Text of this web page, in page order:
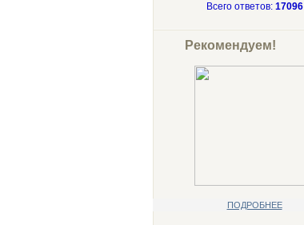
Всего ответов: 17096
Рекомендуем!
ПОДРОБНЕЕ